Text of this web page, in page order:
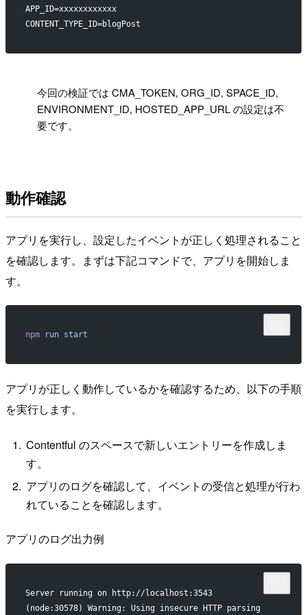
APP_ID=xxxxxxxxxxxx
CONTENT_TYPE_ID=blogPost
今回の検証では CMA_TOKEN, ORG_ID, SPACE_ID,
ENVIRONMENT_ID, HOSTED_APP_URL の設定は不
要です。
動作確認
アプリを実行し、設定したイベントが正しく処理されること
を確認します。まずは下記コマンドで、アプリを開始しま
す。
npm run start
アプリが正しく動作しているかを確認するため、以下の手順
を実行します。
Contentful のスペースで新しいエントリーを作成しま
す。
アプリのログを確認して、イベントの受信と処理が行わ
れていることを確認します。
アプリのログ出力例
Server running on http://localhost:3543
(node:30578) Warning: Using insecure HTTP parsing